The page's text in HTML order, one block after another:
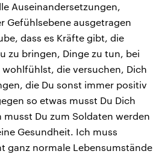
Auseinandersetzungen,
Gefühlsebene ausgetragen
dass es Kräfte gibt, die
zu bringen, Dinge zu tun, bei
die versuchen, Dich
die Du sonst immer positiv
so etwas musst Du Dich
Du zum Soldaten werden
Gesundheit. Ich muss
ganz normale Lebensumstände